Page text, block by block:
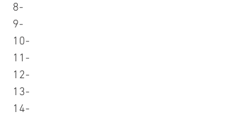
8-
9-
10-
11-
12-
13-
14-